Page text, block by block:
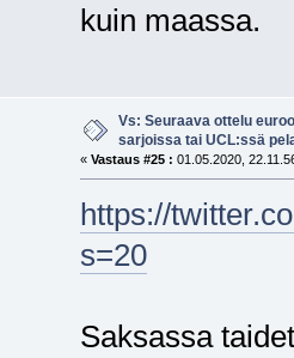
kuin maassa.
Vs: Seuraava ottelu
sarjoissa tai UCL:ssä
« Vastaus #25 : 01.05.2020,
https://
s=20
Saksassa